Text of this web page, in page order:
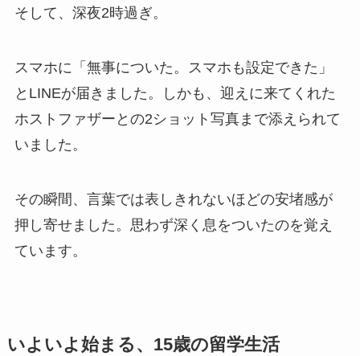
そして、深夜2時過ぎ。
スマホに「無事についた。スマホも設定できた」
とLINEが届きました。しかも、迎えに来てくれた
ホストファザーとの2ショット写真まで添えられて
いました。
その瞬間、言葉では表しきれないほどの安堵感が
押し寄せました。思わず深く息をついたのを覚え
ています。
いよいよ始まる、15歳の留学生活